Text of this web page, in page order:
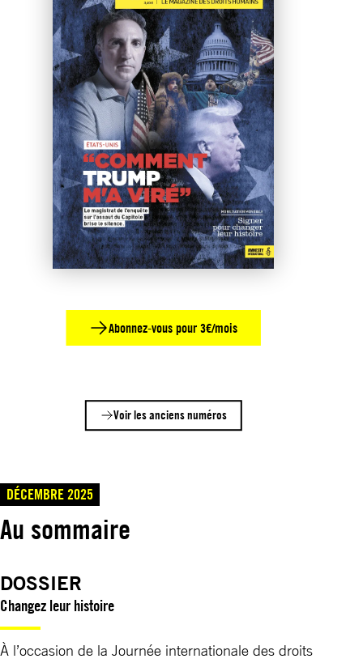
Abonnez-vous pour 3€/mois
Voir les anciens numéros
DÉCEMBRE 2025
Au sommaire
DOSSIER
Changez leur histoire
À l’occasion de la Journée internationale des droits